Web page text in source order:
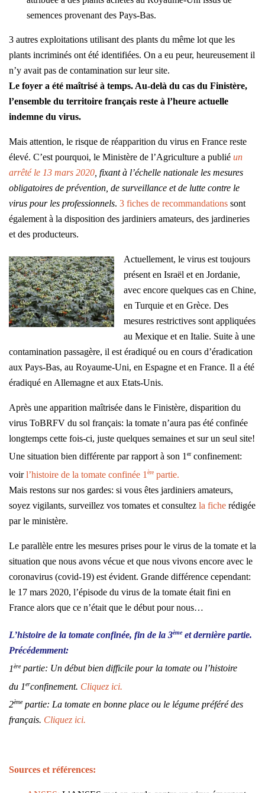
semences provenant des Pays-Bas.
3 autres exploitations utilisant des plants du même lot que les
plants incriminés ont été identifiées. On a eu peur, heureusement il
n’y avait pas de contamination sur leur site.
Le foyer a été maîtrisé à temps. Au-delà du cas du Finistère,
l’ensemble du territoire français reste à l’heure actuelle
indemne du virus.
Mais attention, le risque de réapparition du virus en France reste
élevé. C’est pourquoi, le Ministère de l’Agriculture a publié un
arrêté le 13 mars 2020 , fixant à l’échelle nationale les mesures
obligatoires de prévention, de surveillance et de lutte contre le
virus pour les professionnels. 3 fiches de recommandations sont
également à la disposition des jardiniers amateurs, des jardineries
et des producteurs.
Actuellement, le virus est toujours
présent en Israël et en Jordanie,
avec encore quelques cas en Chine,
en Turquie et en Grèce. Des
mesures restrictives sont appliquées
au Mexique et en Italie. Suite à une
contamination passagère, il est éradiqué ou en cours d’éradication
aux Pays-Bas, au Royaume-Uni, en Espagne et en France. Il a été
éradiqué en Allemagne et aux Etats-Unis.
Après une apparition maîtrisée dans le Finistère, disparition du
virus ToBRFV du sol français: la tomate n’aura pas été confinée
longtemps cette fois-ci, juste quelques semaines et sur un seul site!
Une situation bien différente par rapport à son 1erconfinement:
voirl’histoire de la tomate confinée 1 ère partie.
Mais restons sur nos gardes: si vous êtes jardiniers amateurs,
soyez vigilants, surveillez vos tomates et consultez la fiche rédigée
par le ministère.
Le parallèle entre les mesures prises pour le virus de la tomate et la
situation que nous avons vécue et que nous vivons encore avec le
coronavirus (covid-19) est évident. Grande différence cependant:
le 17 mars 2020, l’épisode du virus de la tomate était fini en
France alors que ce n’était que le début pour nous…
L’histoire de la tomate confinée, fin de la 3èmeet dernière partie.
Précédemment:
1ère partie: Un début bien difficile pour la tomate ou l’histoire
du 1erconfinement. Cliquez ici.
2èmepartie: La tomate en bonne place ou le légume préféré des
français. Cliquez ici.
Sources et références: